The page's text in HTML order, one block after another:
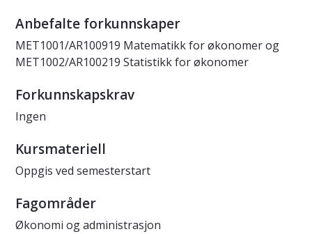
Anbefalte forkunnskaper
MET1001/AR100919 Matematikk for økonomer og
MET1002/AR100219 Statistikk for økonomer
Forkunnskapskrav
Ingen
Kursmateriell
Oppgis ved semesterstart
Fagområder
Økonomi og administrasjon